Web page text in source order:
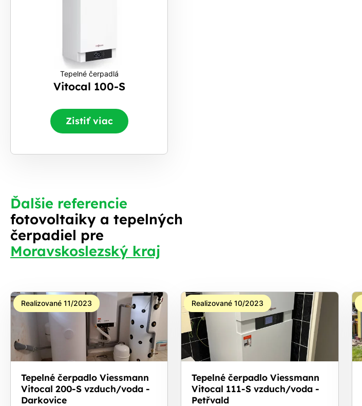
Tepelné čerpadlá
Vitocal 100-S
Zistiť viac
Ďalšie referencie
fotovoltaiky a tepelných
čerpadiel pre
Moravskoslezský kraj
Realizované 11/2023
Tepelné čerpadlo Viessmann
Vitocal 200-S vzduch/voda -
Darkovice
Realizované 10/2023
Tepelné čerpadlo Viessmann
Vitocal 111-S vzduch/voda -
Petřvald